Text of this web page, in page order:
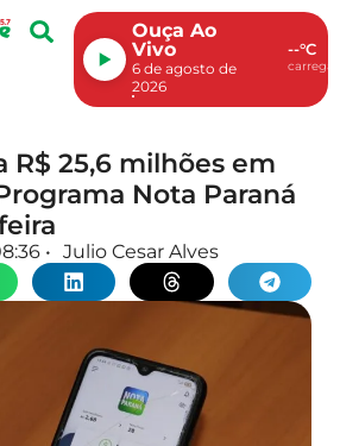
Ouça Ao
Vivo
6 de agosto de
2026
--°C
R$ 25,6 milhões em
Nota Paraná
• Julio Cesar Alves